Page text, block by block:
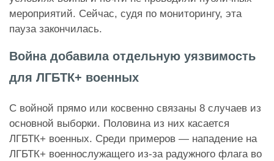
мероприятий. Сейчас, судя по мониторингу, эта
пауза закончилась.
Война добавила отдельную уязвимость
для ЛГБТК+ военных
С войной прямо или косвенно связаны 8 случаев из
основной выборки. Половина из них касается
ЛГБТК+ военных. Среди примеров — нападение на
ЛГБТК+ военнослужащего из-за радужного флага во